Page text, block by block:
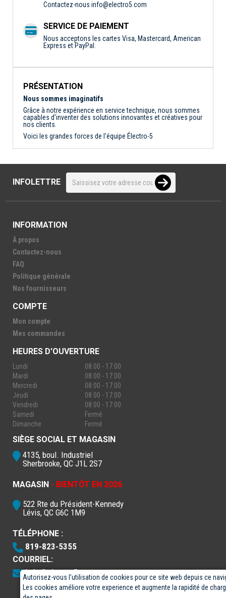
Autorisez-vous l'utilisation de cookies pour ce site web depuis ce
Les cookies améliore votre experience et augmente la rapidité de
Contactez-nous info@electro5.com
SERVICE DE PAIEMENT
Nous acceptons les cartes Visa, Mastercard, American
Express et PayPal.
PRÉSENTATION
Nous sommes imaginatifs
Grâce à notre expérience en service technique, nous sommes
capables d'inventer des solutions innovantes et créatives pour
nos clients.
Voici les grandes forces de l'équipe Électro-5
INFOLETTRE
INFORMATION
À propos
Contactez-nous
FAQ
Politique générale
Nos fournisseurs
COMPTE
Mon compte
Mes commandes
HEURES D'OUVERTURE
Lundi
08:00 - 17:00
Mardi
08:00 - 17:00
Mercredi
08:00 - 17:00
Jeudi
08:00 - 17:00
Vendredi
08:00 - 17:00
Samedi
Fermé
Dimanche
Fermé
SIÈGE SOCIAL ET MAGASIN
4135, boul. Industriel
Sherbrooke, QC J1L 2S7
MAGASIN - BIENTÔT EN 2026
522 Rte du Président-Kennedy
Lévis, QC G6C 1M9
TÉLÉPHONE :
819-823-5355
COURRIEL:
info@electro5.com